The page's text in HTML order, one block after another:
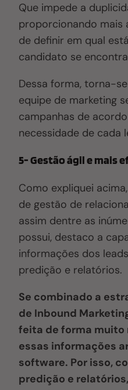
Que impede a
proporcionando mais
de definir em qual
candidato se
Dessa forma, torna-
equipe de marketing
campanhas de
necessidade de cada
5- Gestão ágil e mais
Como expliquei
de gestão de
assim dentre as
possui, destaco a
informações dos
predição e relatórios.
Se combinado a
de Inbound
feita de forma muito
essas informações
software. Por isso,
predição e